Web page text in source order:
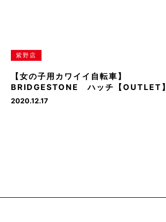
紫野店
【女の子用カワイイ自転車】
BRIDGESTONE ハッチ【OUTLET】
2020.12.17